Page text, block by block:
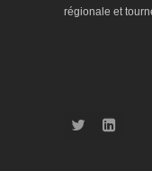
régionale et